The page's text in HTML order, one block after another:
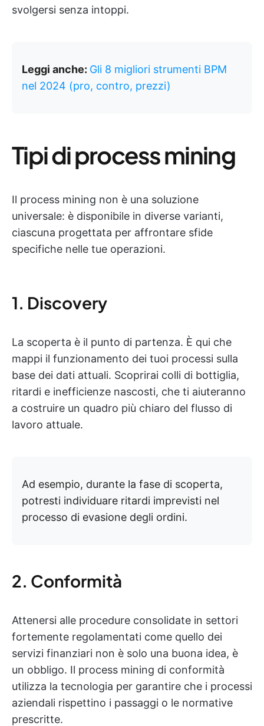
svolgersi senza intoppi.
Leggi anche: Gli 8 migliori strumenti BPM
nel 2024 (pro, contro, prezzi)
Tipi di process mining
Il process mining non è una soluzione
universale: è disponibile in diverse varianti,
ciascuna progettata per affrontare sfide
specifiche nelle tue operazioni.
1. Discovery
La scoperta è il punto di partenza. È qui che
mappi il funzionamento dei tuoi processi sulla
base dei dati attuali. Scoprirai colli di bottiglia,
ritardi e inefficienze nascosti, che ti aiuteranno
a costruire un quadro più chiaro del flusso di
lavoro attuale.
Ad esempio, durante la fase di scoperta,
potresti individuare ritardi imprevisti nel
processo di evasione degli ordini.
2. Conformità
Attenersi alle procedure consolidate in settori
fortemente regolamentati come quello dei
servizi finanziari non è solo una buona idea, è
un obbligo. Il process mining di conformità
utilizza la tecnologia per garantire che i processi
aziendali rispettino i passaggi o le normative
prescritte.